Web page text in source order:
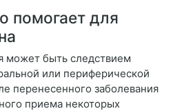
помогает для
может быть следствием
или периферической
перенесенного заболевания
приема некоторых